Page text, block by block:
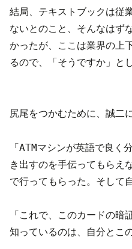
結局、テキストブックは従
ないとのこと、そんなはず
かったが、ここは業界の上
るので、「そうですか」と
尻尾をつかむために、誠二
「ATMマシンが英語で良く
き出すのを手伝ってもらえ
で行ってもらった。そして
「これで、このカードの
知っているのは、自分とこ